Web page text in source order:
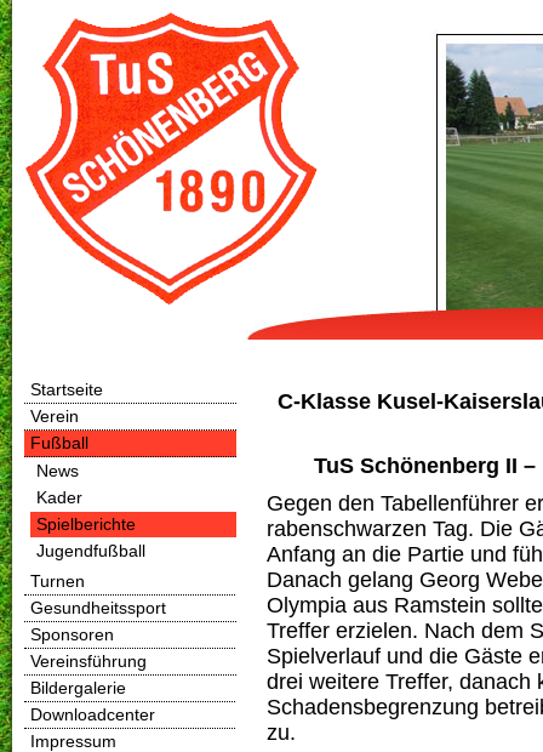
Startseite
Verein
Fußball
News
Kader
Spielberichte
Jugendfußball
Turnen
Gesundheitssport
Sponsoren
Vereinsführung
Bildergalerie
Downloadcenter
Impressum
C-Klasse Kusel-
TuS Schönenberg II
Gegen den Tabellenführer
rabenschwarzen Tag. Die
Anfang an die Partie und
Danach gelang Georg
Olympia aus Ramstein
Treffer erzielen. Nach dem
Spielverlauf und die Gäste
drei weitere Treffer, danach
Schadensbegrenzung
zu.